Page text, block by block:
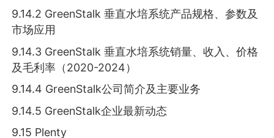
9.14.2 GreenStalk 垂直水培系统产品规格、参数及
市场应用
9.14.3 GreenStalk 垂直水培系统销量、收入、价格
及毛利率（2020-2024）
9.14.4 GreenStalk公司简介及主要业务
9.14.5 GreenStalk企业最新动态
9.15 Plenty